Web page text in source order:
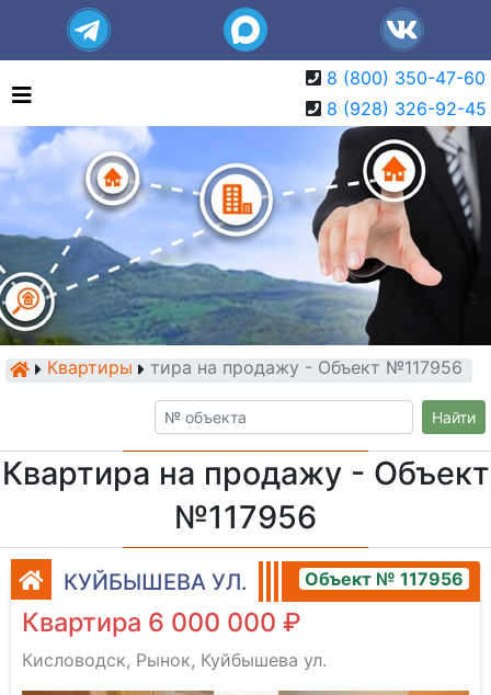
8 (800) 350-47-60
8 (928) 326-92-45
КвартирыКвартира на продажу - Объект №117956
Найти
Квартира на продажу - Объект
№117956
КУЙБЫШЕВА УЛ. Объект № 117956
Квартира 6 000 000 ₽
Кисловодск, Рынок, Куйбышева ул.